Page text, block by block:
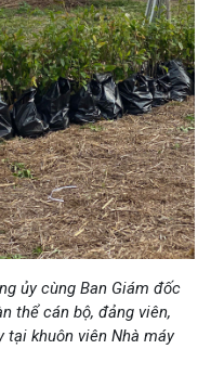
ủy cùng Ban Giám đốc
thể cán bộ, đảng viên,
khuôn viên Nhà máy